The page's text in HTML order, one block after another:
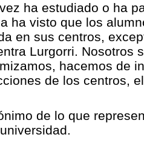
ha estudiado o ha
ha visto que los
en sus centros,
Lurgorri. Nosotros
hacemos de
de los centros,
de lo que